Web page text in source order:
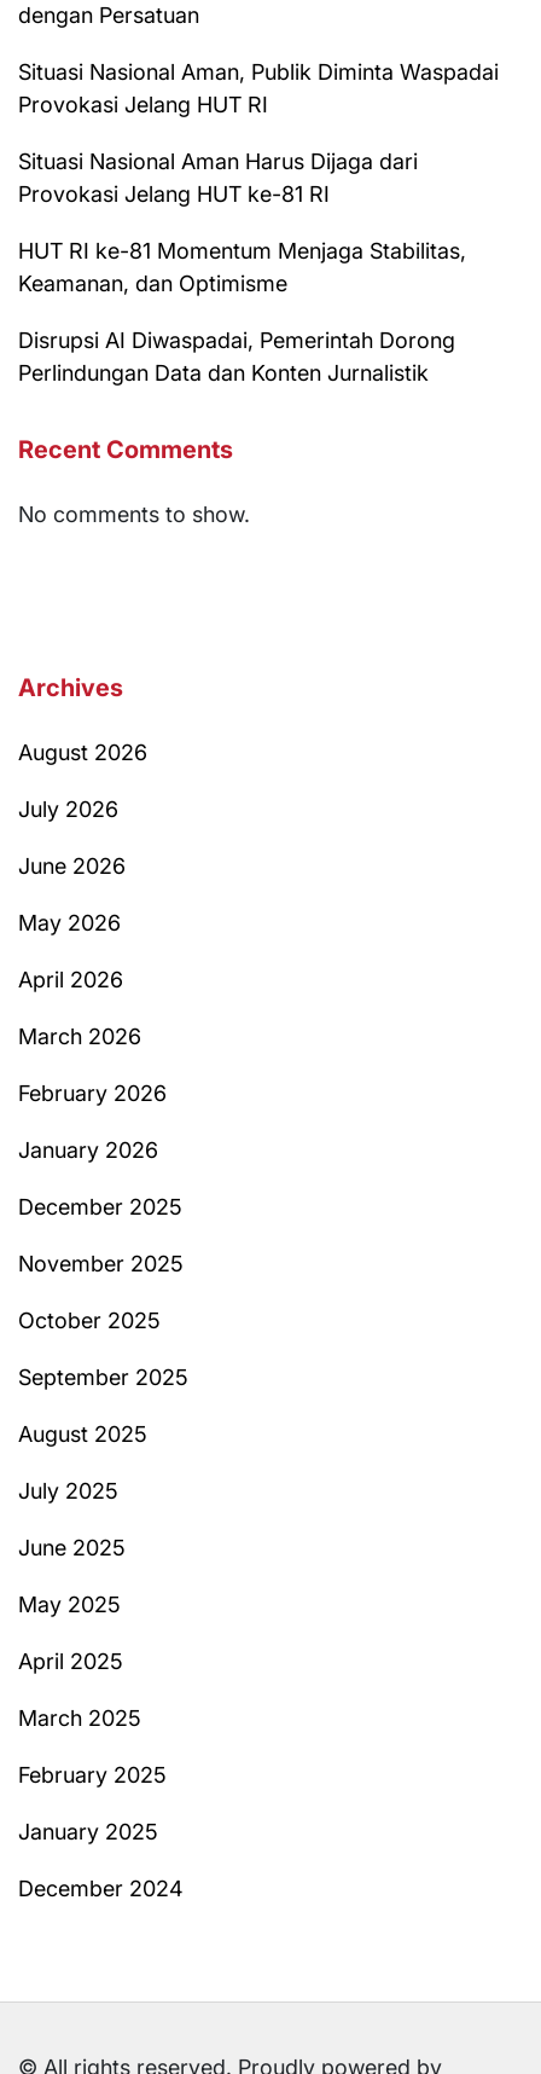
dengan Persatuan
Situasi Nasional Aman, Publik Diminta Waspadai
Provokasi Jelang HUT RI
Situasi Nasional Aman Harus Dijaga dari
Provokasi Jelang HUT ke-81 RI
HUT RI ke-81 Momentum Menjaga Stabilitas,
Keamanan, dan Optimisme
Disrupsi AI Diwaspadai, Pemerintah Dorong
Perlindungan Data dan Konten Jurnalistik
Recent Comments
No comments to show.
Archives
August 2026
July 2026
June 2026
May 2026
April 2026
March 2026
February 2026
January 2026
December 2025
November 2025
October 2025
September 2025
August 2025
July 2025
June 2025
May 2025
April 2025
March 2025
February 2025
January 2025
December 2024
© All rights reserved. Proudly powered by